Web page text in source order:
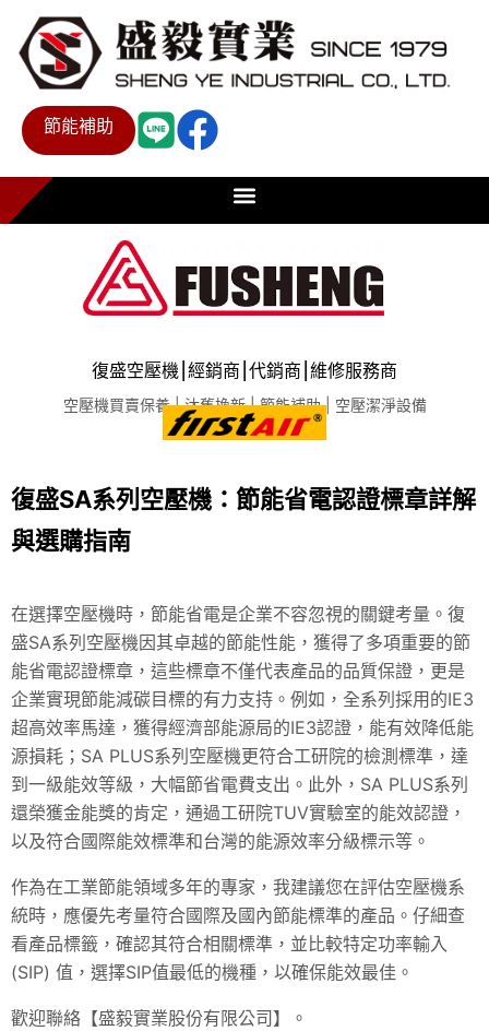
節能補助
復盛空壓機⎮經銷商⎮代銷商⎮維修服務商
空壓機買賣保養 | 汰舊換新 | 節能補助 | 空壓潔淨設備
復盛SA系列空壓機：節能省電認證標章詳解
與選購指南
在選擇空壓機時，節能省電是企業不容忽視的關鍵考量。復
盛SA系列空壓機因其卓越的節能性能，獲得了多項重要的節
能省電認證標章，這些標章不僅代表產品的品質保證，更是
企業實現節能減碳目標的有力支持。例如，全系列採用的IE3
超高效率馬達，獲得經濟部能源局的IE3認證，能有效降低能
源損耗；SA PLUS系列空壓機更符合工研院的檢測標準，達
到一級能效等級，大幅節省電費支出。此外，SA PLUS系列
還榮獲金能獎的肯定，通過工研院TUV實驗室的能效認證，
以及符合國際能效標準和台灣的能源效率分級標示等。
作為在工業節能領域多年的專家，我建議您在評估空壓機系
統時，應優先考量符合國際及國內節能標準的產品。仔細查
看產品標籤，確認其符合相關標準，並比較特定功率輸入
(SIP) 值，選擇SIP值最低的機種，以確保能效最佳。
歡迎聯絡【盛毅實業股份有限公司】。